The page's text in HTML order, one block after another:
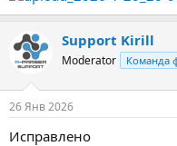
Support Kirill
Moderator Команда
26 Янв 2026
Исправлено